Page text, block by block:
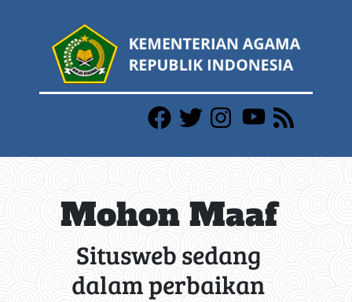
Mohon Maaf
Situsweb sedang
dalam perbaikan